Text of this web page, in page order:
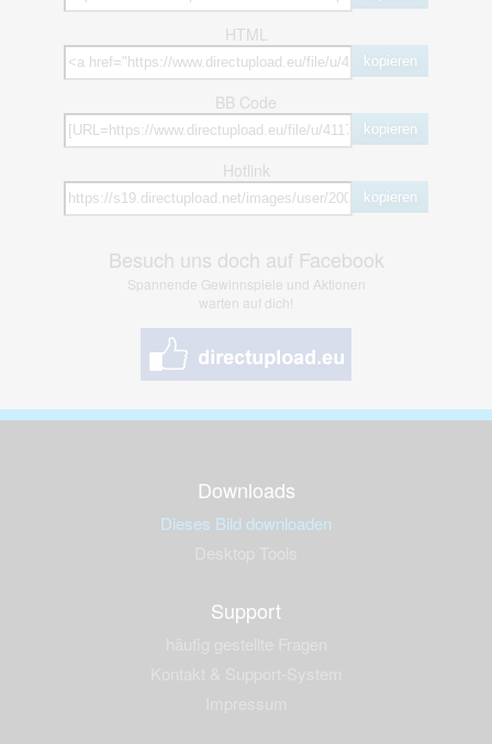
HTML
kopieren
BB Code
kopieren
Hotlink
kopieren
Besuch uns doch auf Facebook
Spannende Gewinnspiele und Aktionen
warten auf dich!
Downloads
Dieses Bild downloaden
Support